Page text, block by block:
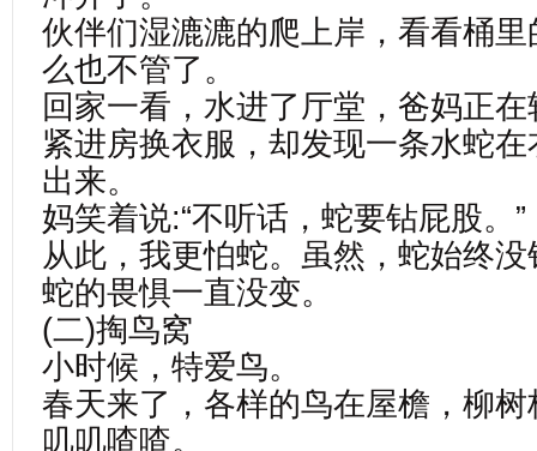
伙伴们湿漉漉的爬上岸，看看桶
么也不管了。
回家一看，水进了厅堂，爸妈正
紧进房换衣服，却发现一条水蛇
出来。
妈笑着说:“不听话，蛇要钻屁股。”
从此，我更怕蛇。虽然，蛇始终
蛇的畏惧一直没变。
(二)掏鸟窝
小时候，特爱鸟。
春天来了，各样的鸟在屋檐，柳
叽叽喳喳。